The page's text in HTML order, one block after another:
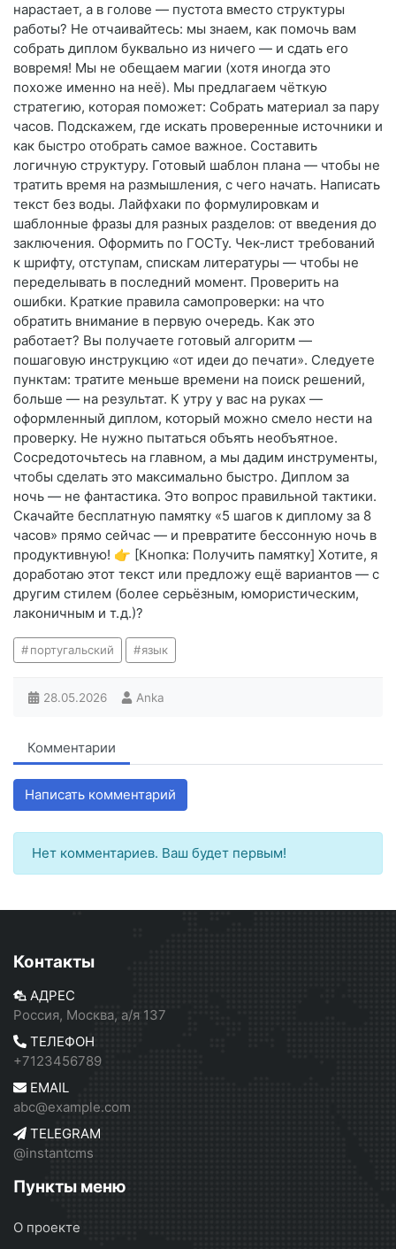
нарастает, а в голове — пустота вместо структуры
работы? Не отчаивайтесь: мы знаем, как помочь вам
собрать диплом буквально из ничего — и сдать его
вовремя! Мы не обещаем магии (хотя иногда это
похоже именно на неё). Мы предлагаем чёткую
стратегию, которая поможет: Собрать материал за пару
часов. Подскажем, где искать проверенные источники и
как быстро отобрать самое важное. Составить
логичную структуру. Готовый шаблон плана — чтобы не
тратить время на размышления, с чего начать. Написать
текст без воды. Лайфхаки по формулировкам и
шаблонные фразы для разных разделов: от введения до
заключения. Оформить по ГОСТу. Чек‑лист требований
к шрифту, отступам, спискам литературы — чтобы не
переделывать в последний момент. Проверить на
ошибки. Краткие правила самопроверки: на что
обратить внимание в первую очередь. Как это
работает? Вы получаете готовый алгоритм —
пошаговую инструкцию «от идеи до печати». Следуете
пунктам: тратите меньше времени на поиск решений,
больше — на результат. К утру у вас на руках —
оформленный диплом, который можно смело нести на
проверку. Не нужно пытаться объять необъятное.
Сосредоточьтесь на главном, а мы дадим инструменты,
чтобы сделать это максимально быстро. Диплом за
ночь — не фантастика. Это вопрос правильной тактики.
Скачайте бесплатную памятку «5 шагов к диплому за 8
часов» прямо сейчас — и превратите бессонную ночь в
продуктивную! 👉 [Кнопка: Получить памятку] Хотите, я
доработаю этот текст или предложу ещё вариантов — с
другим стилем (более серьёзным, юмористическим,
лаконичным и т. д.)?
португальский язык
28.05.2026 Anka
Комментарии
Написать комментарий
Нет комментариев. Ваш будет первым!
Контакты
АДРЕС
Россия, Москва, а/я 137
ТЕЛЕФОН
+7123456789
EMAIL
abc@example.com
TELEGRAM
@instantcms
Пункты меню
О проекте